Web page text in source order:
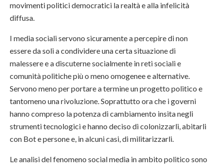
movimenti politici democratici la realtà e alla infelicità
diffusa.
I media sociali servono sicuramente a percepire di non
essere da soli a condividere una certa situazione di
malessere e a discuterne socialmente in reti sociali e
comunità politiche più o meno omogenee e alternative.
Servono meno per portare a termine un progetto politico e
tantomeno una rivoluzione. Soprattutto ora che i governi
hanno compreso la potenza di cambiamento insita negli
strumenti tecnologici e hanno deciso di colonizzarli, abitarli
con Bot e persone e, in alcuni casi, di militarizzarli.
Le analisi del fenomeno social media in ambito politico sono